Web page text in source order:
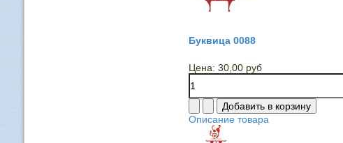
Буквица 0088
Цена: 30,00 руб
Описание товара